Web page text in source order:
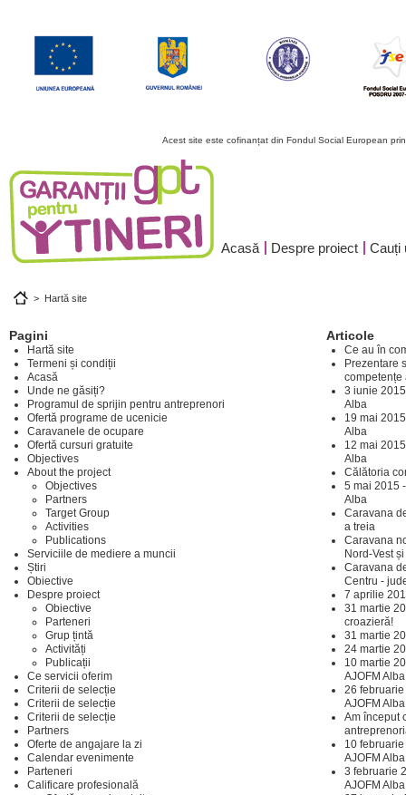
Acest site este cofinanțat din Fondul Social European
Acasă Despre proiect Cauți
> Hartă site
Pagini
Hartă site
Termeni și condiții
Acasă
Unde ne găsiți?
Programul de sprijin pentru antreprenori
Ofertă programe de ucenicie
Caravanele de ocupare
Ofertă cursuri gratuite
Objectives
About the project
Objectives
Partners
Target Group
Activities
Publications
Serviciile de mediere a muncii
Știri
Obiective
Despre proiect
Obiective
Parteneri
Grup țintă
Activități
Publicații
Ce servicii oferim
Criterii de selecție
Criterii de selecție
Criterii de selecție
Partners
Oferte de angajare la zi
Calendar evenimente
Parteneri
Calificare profesională
Articole
Ce au în
Prezentare
competențe
3 iunie
Alba
19 mai
Alba
12 mai
Alba
Călătoria
5 mai 2015
Alba
Caravana
a treia
Caravana
Nord-Vest
Caravana
Centru -
7 aprilie
31 martie
croazieră!
31 martie
24 martie
10 martie
AJOFM Alba
26
AJOFM
Am început
10
AJOFM Alba
3 februarie
AJOFM Alba